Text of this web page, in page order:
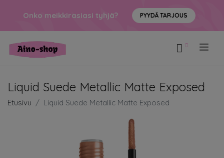
Onko meikkirasiasi tyhjä? PYYDÄ TARJOUS
Liquid Suede Metallic Matte Exposed
Etusivu Liquid Suede Metallic Matte Exposed